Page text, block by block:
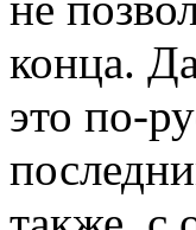
конца.
это по-